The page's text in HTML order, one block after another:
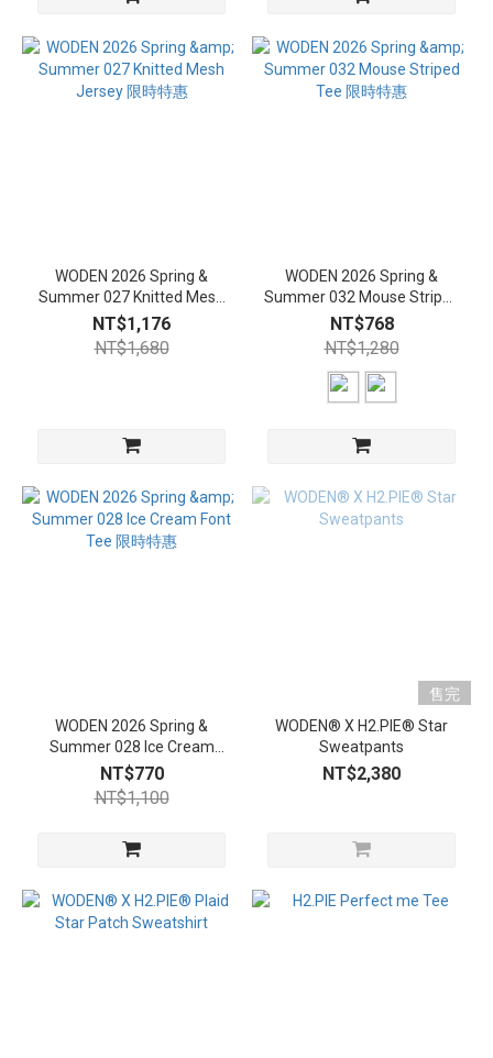
WODEN 2026 Spring &
Summer 027 Knitted Mesh
Jersey 限時特惠
NT$1,176
NT$1,680
WODEN 2026 Spring &
Summer 032 Mouse Striped
Tee 限時特惠
NT$768
NT$1,280
WODEN 2026 Spring &
Summer 028 Ice Cream
Font Tee 限時特惠
NT$770
NT$1,100
售完
WODEN® X H2.PIE® Star
Sweatpants
NT$2,380